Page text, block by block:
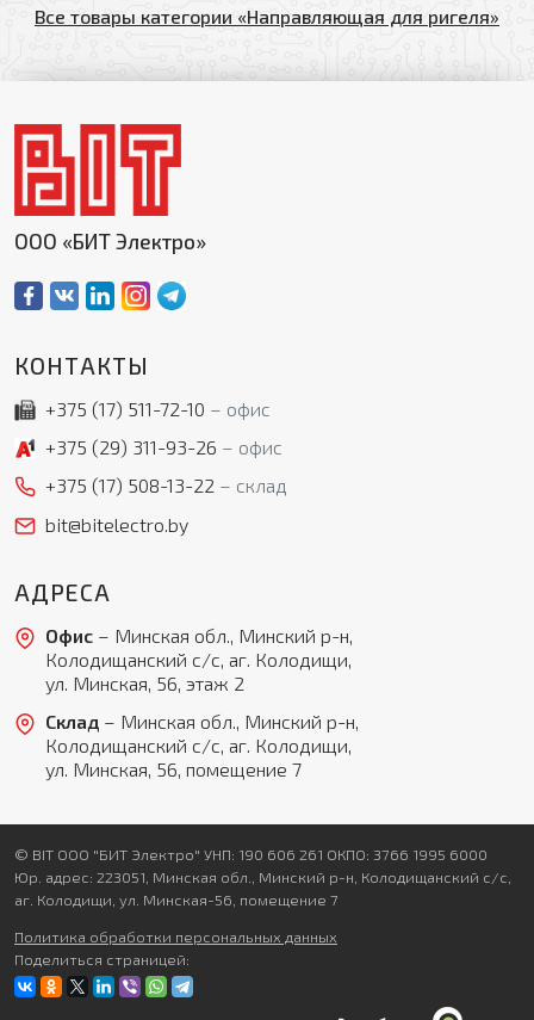
Все товары категории «Направляющая для ригеля»
ООО «БИТ Электро»
КОНТАКТЫ
+375 (17) 511-72-10
офис
+375 (29) 311-93-26
офис
+375 (17) 508-13-22
склад
bit@bitelectro.by
АДРЕСА
Офис– Минская обл., Минский р-н,
Колодищанский с/с, аг. Колодищи,
ул. Минская, 56, этаж 2
Склад– Минская обл., Минский р-н,
Колодищанский с/с, аг. Колодищи,
ул. Минская, 56, помещение 7
© BIT ООО "БИТ Электро" УНП: 190 606 261 ОКПО: 3766 1995 6000
Юр. адрес: 223051, Минская обл., Минский р-н, Колодищанский с/с,
аг. Колодищи, ул. Минская-56, помещение 7
Политика обработки персональных данных
Поделиться страницей: